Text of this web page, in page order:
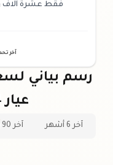
فقط عشرة آلاف
آخر
عيار 24 في تونس
آخر 6 أشهر آخر 90 يوم